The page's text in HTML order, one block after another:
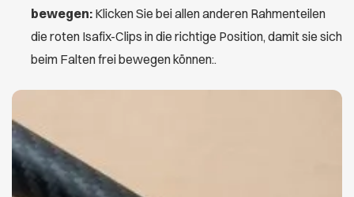
bewegen: Klicken Sie bei allen anderen Rahmenteilen
die roten Isafix-Clips in die richtige Position, damit sie sich
beim Falten frei bewegen können:.